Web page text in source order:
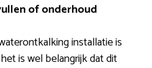
of onderhoud
installatie is
is wel belangrijk dat dit